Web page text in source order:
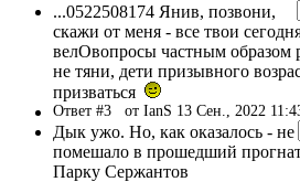
...0522508174 Янив, позвони,
скажи от меня - все твои
велОвопросы частным
не тяни, дети призывного
призваться
Ответ #3 от IanS 13 Сен., 2022
Дык ужо. Но, как оказалось - не
помешало в прошедший
Парку Сержантов